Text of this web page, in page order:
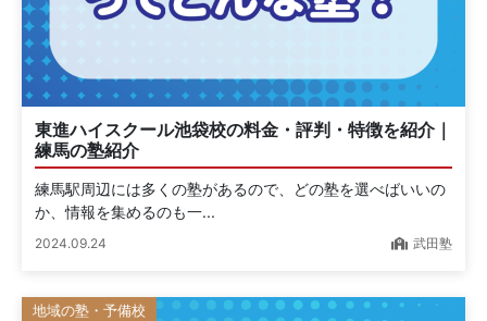
東進ハイスクール池袋校の料金・評判・特徴を紹介｜
練馬の塾紹介
練馬駅周辺には多くの塾があるので、どの塾を選べばいいの
か、情報を集めるのも一...
2024.09.24 武田塾
地域の塾・予備校